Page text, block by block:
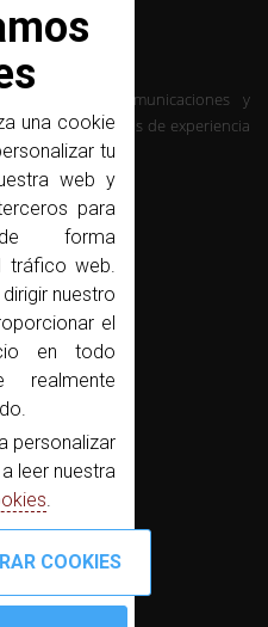
una cookie
tu
web y
para
forma
tráfico web.
nuestro
el
en todo
realmente
personalizar
leer nuestra
©
de telecomunicaciones y
mas de 50 años de experiencia